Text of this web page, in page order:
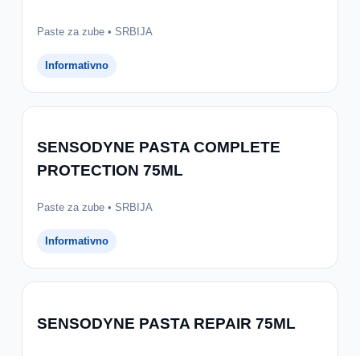
Paste za zube • SRBIJA
Informativno
SENSODYNE PASTA COMPLETE
PROTECTION 75ML
Paste za zube • SRBIJA
Informativno
SENSODYNE PASTA REPAIR 75ML